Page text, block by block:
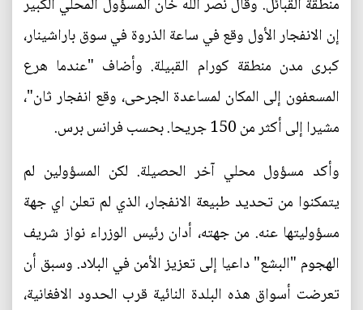
إن الانفجار الأول وقع في ساعة الذروة في سوق باراشينار،
كبرى مدن منطقة كورام القبيلة. وأضاف "عندما هرع
المسعفون إلى المكان لمساعدة الجرحى، وقع انفجار ثان"،
مشيرا إلى أكثر من 150 جريحا. بحسب فرانس برس.
وأكد مسؤول محلي آخر الحصيلة. لكن المسؤولين لم
يتمكنوا من تحديد طبيعة الانفجار، الذي لم تعلن اي جهة
مسؤوليتها عنه. من جهته، أدان رئيس الوزراء نواز شريف
الهجوم "البشع" داعيا إلى تعزيز الأمن في البلاد. وسبق أن
تعرضت أسواق هذه البلدة النائية قرب الحدود الافغانية،